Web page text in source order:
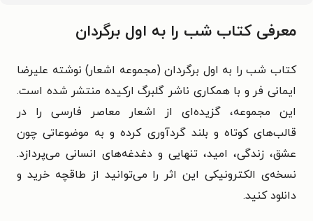
معرفی کتاب شب را به اول برگردان
کتاب شب را به اول برگردان (مجموعه اشعار) نوشته علیرضا
ایمانی فر و با همکاری ناشر گلبرگ ارکیده منتشر شده است.
این مجموعه، گزیده‌ای از اشعار معاصر فارسی را در
قالب‌های کوتاه و بلند گردآوری کرده و به موضوعاتی چون
عشق، زندگی، امید، تنهایی و دغدغه‌های انسانی می‌پردازد.
نسخه‌ی الکترونیکی این اثر را می‌توانید از طاقچه خرید و
دانلود کنید.